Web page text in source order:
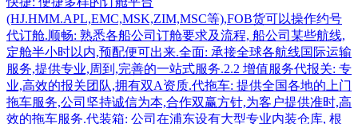
(HJ.HMM.APL,EMC,MSK,ZIM,MSC等),FOB货可以操作约号
代订舱.顺畅: 熟悉各船公司订舱要求及流程, 船公司某些航线,
定舱半小时以内,预配便可出来.全面: 承接全球各航线国际运输
服务,提供专业,周到,完善的一站式服务.2.2 增值服务代报关: 专
业,高效的报关团队,拥有双A资质.代拖车: 提供全国各地的上门
拖车服务,公司坚持诚信为本,合作双赢方针,为客户提供准时,高
效的拖车服务.代装箱: 公司在浦东设有大型专业内装仓库, 根